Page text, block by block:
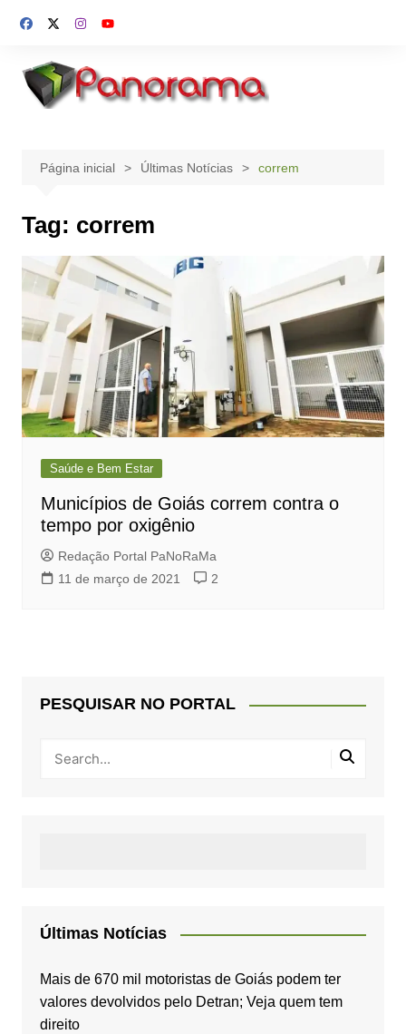
para
conteúdo
Página inicial Últimas Notícias correm
Tag: correm
Saúde e Bem Estar
Municípios de Goiás correm contra o
tempo por oxigênio
Redação Portal PaNoRaMa
11 de março de 2021
2
PESQUISAR NO PORTAL
Últimas Notícias
Mais de 670 mil motoristas de Goiás podem ter
valores devolvidos pelo Detran; Veja quem tem
direito